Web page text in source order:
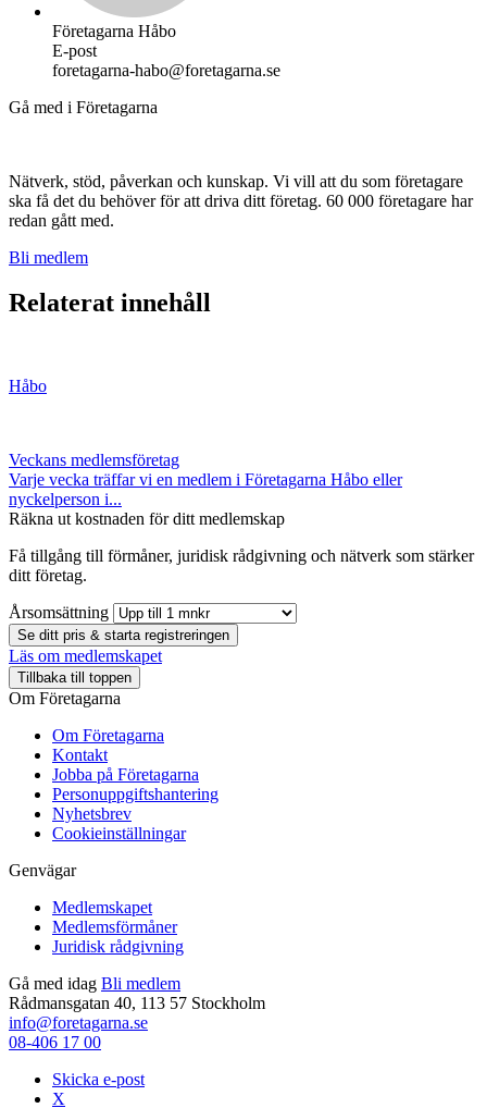
Företagarna Håbo
E-post
foretagarna-habo@foretagarna.se
Gå med i Företagarna
Nätverk, stöd, påverkan och kunskap. Vi vill att du som företagare
ska få det du behöver för att driva ditt företag. 60 000 företagare har
redan gått med.
Bli medlem
Relaterat innehåll
Håbo
Veckans medlemsföretag
Varje vecka träffar vi en medlem i Företagarna Håbo eller
nyckelperson i...
Räkna ut kostnaden för ditt medlemskap
Få tillgång till förmåner, juridisk rådgivning och nätverk som stärker
ditt företag.
Årsomsättning
Se ditt pris & starta registreringen
Läs om medlemskapet
Tillbaka till toppen
Om Företagarna
Om Företagarna
Kontakt
Jobba på Företagarna
Personuppgiftshantering
Nyhetsbrev
Cookieinställningar
Genvägar
Medlemskapet
Medlemsförmåner
Juridisk rådgivning
Gå med idag Bli medlem
Rådmansgatan 40, 113 57 Stockholm
info@foretagarna.se
08-406 17 00
Skicka e-post
X